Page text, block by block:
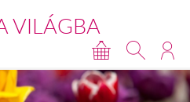
VILÁGBA